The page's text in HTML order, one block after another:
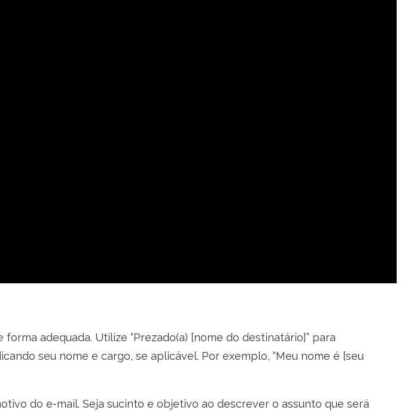
adequada. Utilize “Prezado(a) [nome do destinatário]” para
seu nome e cargo, se aplicável. Por exemplo, “Meu nome é [seu
do e-mail. Seja sucinto e objetivo ao descrever o assunto que será